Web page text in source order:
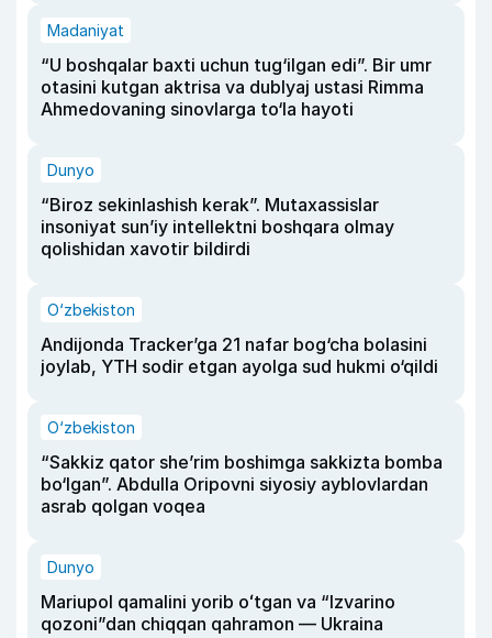
Madaniyat
“U boshqalar baxti uchun tug‘ilgan edi”. Bir umr
otasini kutgan aktrisa va dublyaj ustasi Rimma
Ahmedovaning sinovlarga to‘la hayoti
Dunyo
“Biroz sekinlashish kerak”. Mutaxassislar
insoniyat sun’iy intellektni boshqara olmay
qolishidan xavotir bildirdi
O‘zbekiston
Andijonda Tracker’ga 21 nafar bog‘cha bolasini
joylab, YTH sodir etgan ayolga sud hukmi o‘qildi
O‘zbekiston
“Sakkiz qator she’rim boshimga sakkizta bomba
bo‘lgan”. Abdulla Oripovni siyosiy ayblovlardan
asrab qolgan voqea
Dunyo
Mariupol qamalini yorib oʻtgan va “Izvarino
qozoni”dan chiqqan qahramon — Ukraina